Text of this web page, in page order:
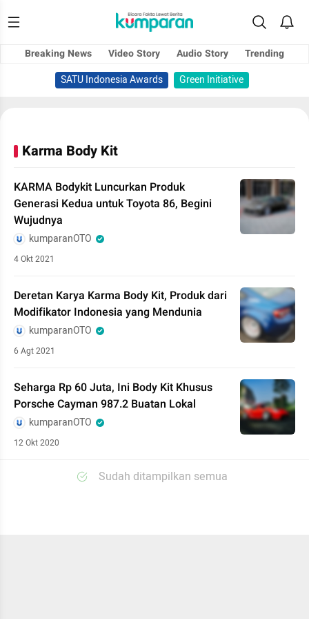
Breaking News Video Story Audio Story
Trending
SATU Indonesia Awards
Green Initiative
Karma Body Kit
KARMA Bodykit Luncurkan Produk
Generasi Kedua untuk Toyota 86, Begini
Wujudnya
kumparanOTO
4 Okt 2021
Deretan Karya Karma Body Kit, Produk dari
Modifikator Indonesia yang Mendunia
kumparanOTO
6 Agt 2021
Seharga Rp 60 Juta, Ini Body Kit Khusus
Porsche Cayman 987.2 Buatan Lokal
kumparanOTO
12 Okt 2020
Sudah ditampilkan semua